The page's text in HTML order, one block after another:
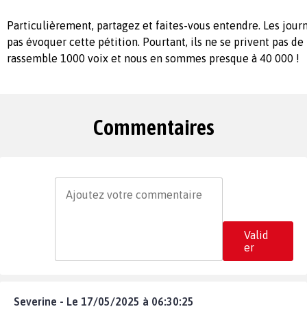
Particulièrement, partagez et faites-vous entendre. Les
pas évoquer cette pétition. Pourtant, ils ne se privent pas
rassemble 1000 voix et nous en sommes presque à 40 000 !
Commentaires
Valid
er
Severine - Le 17/05/2025 à 06:30:25